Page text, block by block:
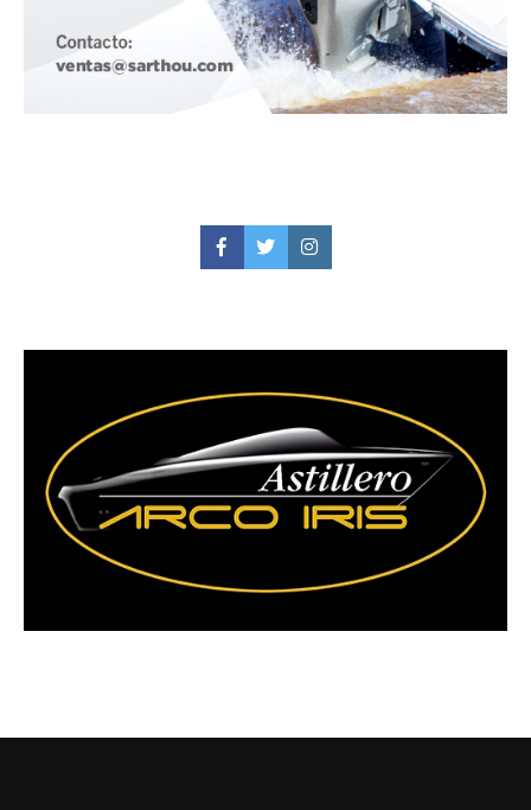
FacebookTwitterInstagram